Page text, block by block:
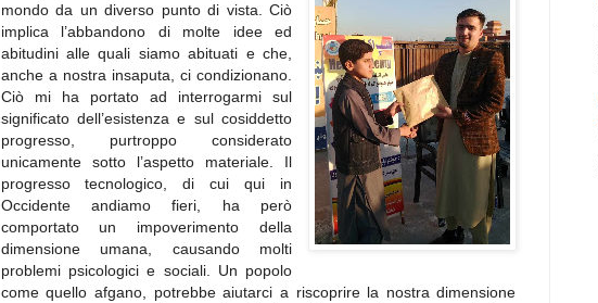
mondo da un diverso punto di vista. Ciò
implica l’abbandono di molte idee ed
abitudini alle quali siamo abituati e che,
anche a nostra insaputa, ci condizionano.
Ciò mi ha portato ad interrogarmi sul
significato dell’esistenza e sul cosiddetto
progresso, purtroppo considerato
unicamente sotto l’aspetto materiale. Il
progresso tecnologico, di cui qui in
Occidente andiamo fieri, ha però
comportato un impoverimento della
dimensione umana, causando molti
problemi psicologici e sociali. Un popolo
come quello afgano, potrebbe aiutarci a riscoprire la nostra dimensione